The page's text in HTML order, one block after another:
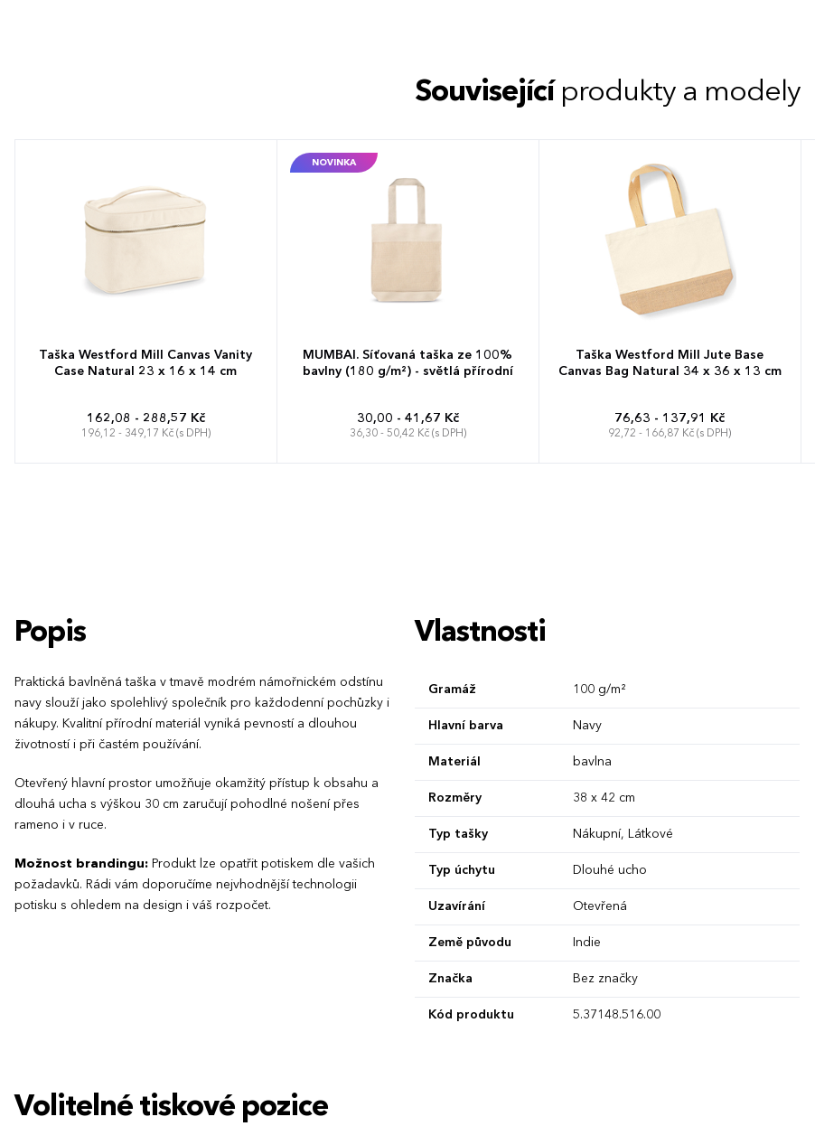
Související produkty a modely
Taška Westford Mill Canvas Vanity
Case Natural 23 x 16 x 14 cm
162,08 - 288,57 Kč
196,12 - 349,17 Kč (s DPH)
NOVINKA
MUMBAI. Síťovaná taška ze 100%
bavlny (180 g/m²) - světlá přírodní
30,00 - 41,67 Kč
36,30 - 50,42 Kč (s DPH)
Taška Westford Mill Jute Base
Canvas Bag Natural 34 x 36 x 13 cm
76,63 - 137,91 Kč
92,72 - 166,87 Kč (s DPH)
Popis
Praktická bavlněná taška v tmavě modrém námořnickém odstínu
navy slouží jako spolehlivý společník pro každodenní pochůzky i
nákupy. Kvalitní přírodní materiál vyniká pevností a dlouhou
životností i při častém používání.
Otevřený hlavní prostor umožňuje okamžitý přístup k obsahu a
dlouhá ucha s výškou 30 cm zaručují pohodlné nošení přes
rameno i v ruce.
Možnost brandingu: Produkt lze opatřit potiskem dle vašich
požadavků. Rádi vám doporučíme nejvhodnější technologii
potisku s ohledem na design i váš rozpočet.
Vlastnosti
Gramáž 100 g/m²
Hlavní barva Navy
Materiál bavlna
Rozměry 38 x 42 cm
Typ tašky Nákupní, Látkové
Typ úchytu Dlouhé ucho
Uzavírání Otevřená
Země původu Indie
Značka Bez značky
Kód produktu 5.37148.516.00
Volitelné tiskové pozice